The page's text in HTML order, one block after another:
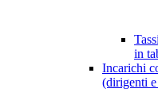
in
Incarichi
(dirigenti